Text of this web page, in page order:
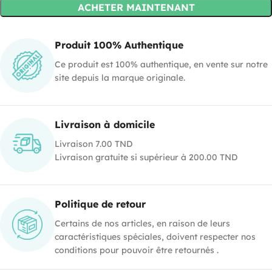
ACHETER MAINTENANT
Produit 100% Authentique
Ce produit est 100% authentique, en vente sur notre
site depuis la marque originale.
Livraison à domicile
Livraison 7.00 TND
Livraison gratuite si supérieur à 200.00 TND
Politique de retour
Certains de nos articles, en raison de leurs
caractéristiques spéciales, doivent respecter nos
conditions pour pouvoir être retournés .